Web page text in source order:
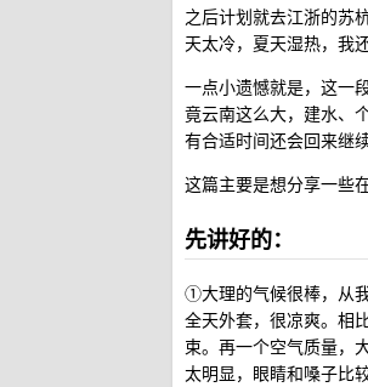
之后计划就去江浙的苏
天太冷，夏天湿热，我
一点小遗憾就是，这一
竟云南这么大，建水、
有合适时间还会回来继续
这篇主要是想分享一些
先讲好的：
①大理的气候很棒，从
全天外套，很凉爽。相
束。再一个空气质量，
太明显，眼睛和嗓子比